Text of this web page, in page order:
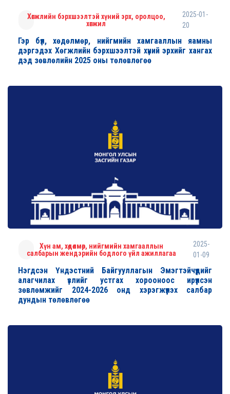
Хөгжлийн бэрхшээлтэй хүний эрх, оролцоо,
хөгжил
2025-01-
20
Гэр бүл, хөдөлмөр, нийгмийн хамгааллын яамны
дэргэдэх Хөгжлийн бэрхшээлтэй хүний эрхийг хангах
дэд зөвлөлийн 2025 оны төлөвлөгөө
Хүн ам, хөдөлмөр, нийгмийн хамгааллын
салбарын жендэрийн бодлого үйл ажиллагаа
2025-
01-09
Нэгдсэн Үндэстний Байгууллагын Эмэгтэйчүүдийг
алагчилах үзлийг устгах хорооноос ирүүлсэн
зөвлөмжийг 2024-2026 онд хэрэгжүүлэх салбар
дундын төлөвлөгөө